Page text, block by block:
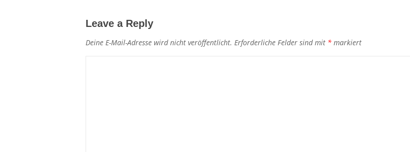
Leave a Reply
Deine E-Mail-Adresse wird nicht veröffentlicht. Erforderliche Felder sind mit * markiert